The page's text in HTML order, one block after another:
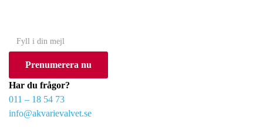
o
r
Prenumerera nu
Har du frågor?
011 – 18 54 73
info@akvarievalvet.se